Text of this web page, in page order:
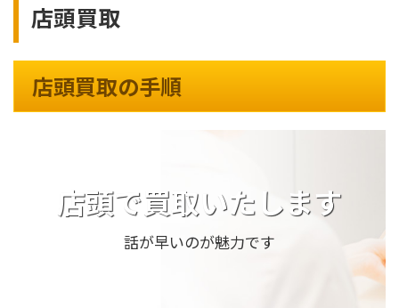
店頭買取
店頭買取の手順
店頭で買取いたします
話が早いのが魅力です